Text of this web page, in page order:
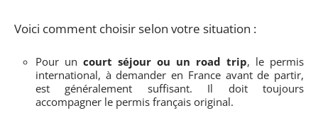
Voici comment choisir selon votre situation :
Pour un court séjour ou un road trip, le permis
international, à demander en France avant de partir,
est généralement suffisant. Il doit toujours
accompagner le permis français original.